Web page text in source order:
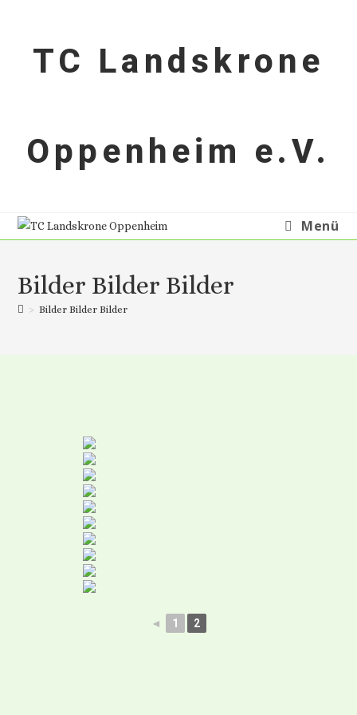
TC Landskrone
Oppenheim e.V.
Menü
Bilder Bilder Bilder
> Bilder Bilder Bilder
◄ 1 2